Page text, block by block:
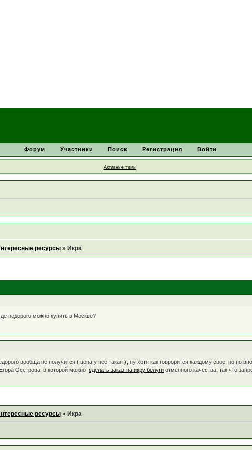
Форум Участники Поиск Регистрация Войти
Активные темы
ресурсы » Икра
недорого можно купить в Москве?
вообща не получится ( цена у нее такая ), ну хотя как говрорится каждому свое, но по
Осетрова, в которой можносделать заказ на икру белуги отменного качества, так что
ресурсы » Икра